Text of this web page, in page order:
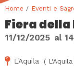
Home / Eventi e
Fiera della
11/12/2025 al
L'Aquila ( L'Aquila